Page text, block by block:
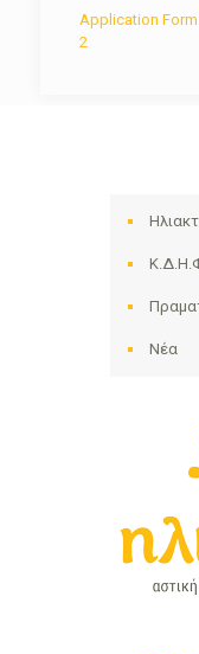
Application Form
2
Νέα